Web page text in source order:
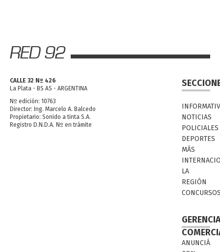
CALLE 32 Nº 426
La Plata - BS AS - ARGENTINA
Nº edición: 10763
Director: Ing. Marcelo A. Balcedo
Propietario: Sonido a tinta S.A.
Registro D.N.D.A. Nº en trámite
NOTICIAS
POLICIALES
DEPORTES
MÁS
LA
REGIÓN
ANUNCIÁ